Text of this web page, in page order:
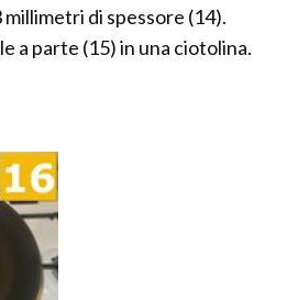
di spessore (14).
a parte (15) in una ciotolina.